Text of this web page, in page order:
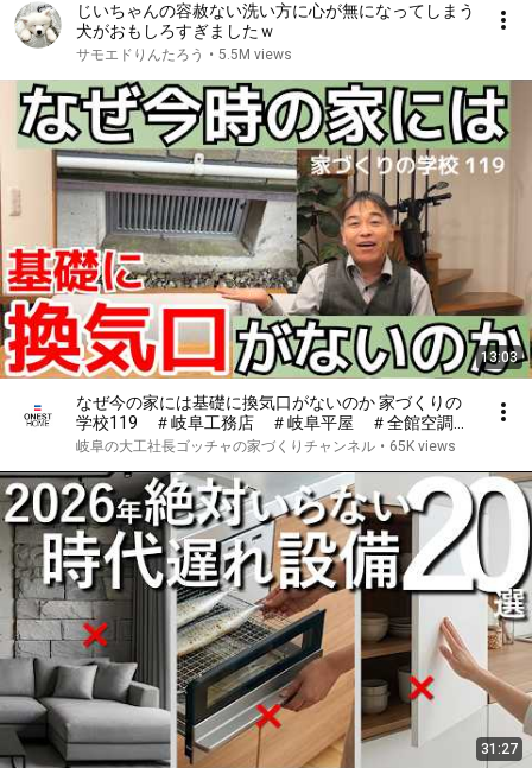
じいちゃんの容赦ない洗い方に心が無になってしまう
犬がおもしろすぎましたｗ
サモエドりんたろう • 5.5M views
13:03
なぜ今の家には基礎に換気口がないのか 家づくりの
学校119 ＃岐阜工務店 ＃岐阜平屋 ＃全館空調
＃高気密高断熱住宅
岐阜の大工社長ゴッチャの家づくりチャンネル • 65K views
31:27